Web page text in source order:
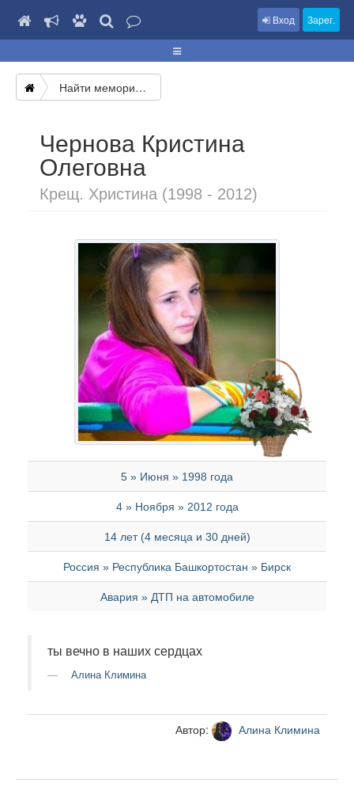
Вход Зарег.
Найти мемориал
Чернова Кристина
Олеговна
Крещ. Христина (1998 - 2012)
5 » Июня » 1998 года
4 » Ноября » 2012 года
14 лет (4 месяца и 30 дней)
Россия » Республика Башкортостан » Бирск
Авария » ДТП на автомобиле
ты вечно в наших сердцах
Алина Климина
Автор: Алина Климина